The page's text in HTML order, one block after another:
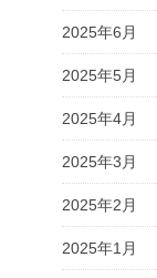
2025年6月
2025年5月
2025年4月
2025年3月
2025年2月
2025年1月